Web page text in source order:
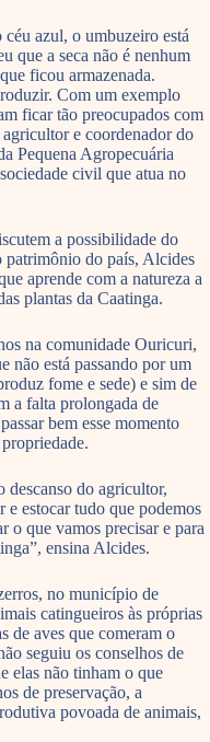
azul, o umbuzeiro está
que a seca não é nenhum
ficou armazenada.
Com um exemplo
ficar tão preocupados com
e coordenador do
Pequena Agropecuária
civil que atua no
a possibilidade do
patrimônio do país, Alcides
aprende com a natureza a
plantas da Caatinga.
na comunidade Ouricuri,
não está passando por um
fome e sede) e sim de
a falta prolongada de
bem esse momento
descanso do agricultor,
e estocar tudo que podemos
o que vamos precisar e para
ensina Alcides.
no município de
catingueiros às próprias
de aves que comeram o
seguiu os conselhos de
elas não tinham o que
de preservação, a
povoada de animais,